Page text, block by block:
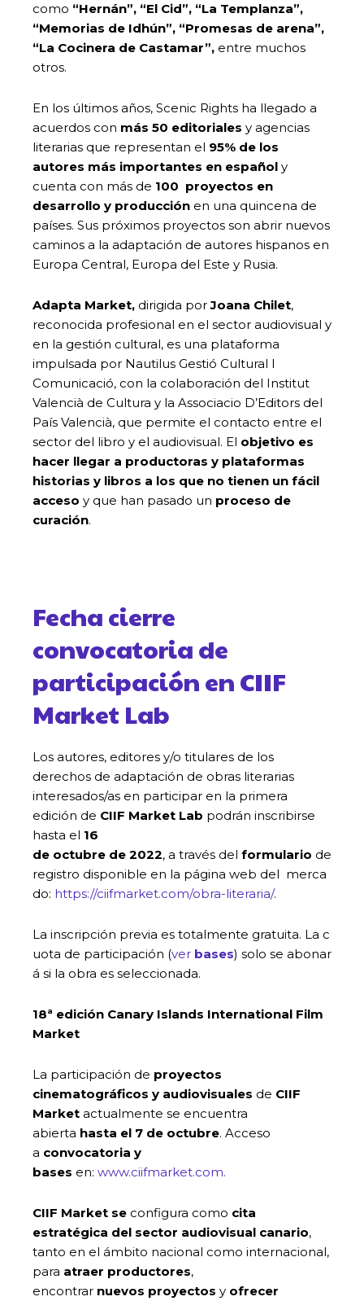
como “Hernán”, “El Cid”, “La Templanza”,
“Memorias de Idhún”, “Promesas de arena”,
“La Cocinera de Castamar”, entre muchos
otros.
En los últimos años, Scenic Rights ha llegado a
acuerdos con más 50 editoriales y agencias
literarias que representan el 95% de los
autores más importantes en español y
cuenta con más de 100 proyectos en
desarrollo y producción en una quincena de
países. Sus próximos proyectos son abrir nuevos
caminos a la adaptación de autores hispanos en
Europa Central, Europa del Este y Rusia.
Adapta Market, dirigida porJoana Chilet,
reconocida profesional en el sector audiovisual y
en la gestión cultural, es una plataforma
impulsada por Nautilus Gestió Cultural I
Comunicació, con la colaboración del Institut
Valencià de Cultura y la Associacio D’Editors del
País Valencià, que permite el contacto entre el
sector del libro y el audiovisual. El objetivo es
hacer llegar a productoras y plataformas
historias y libros a los que no tienen un fácil
acceso y que han pasado un proceso de
curación.
Fecha cierre
convocatoria de
participación en CIIF
Market Lab
Los autores, editores y/o titulares de los
derechos de adaptación de obras literarias
interesados/as en participar en la primera
edición de CIIF Market Lab podrán inscribirse
hasta el 16
de octubre de 2022, a través del formulario de
registro disponible en la página web del merca
do: https://ciifmarket.com/obra-literaria/.
La inscripción previa es totalmente gratuita. La c
uota de participación (ver bases) solo se abonar
á si la obra es seleccionada.
18ª edición Canary Islands International Film
Market
La participación de proyectos
cinematográficos y audiovisuales de CIIF
Market actualmente se encuentra
abierta hasta el 7 de octubre. Acceso
a convocatoria y
bases en: www.ciifmarket.com.
CIIF Market se configura como cita
estratégica del sector audiovisual canario,
tanto en el ámbito nacional como internacional,
para atraer productores,
encontrar nuevos proyectos y ofrecer